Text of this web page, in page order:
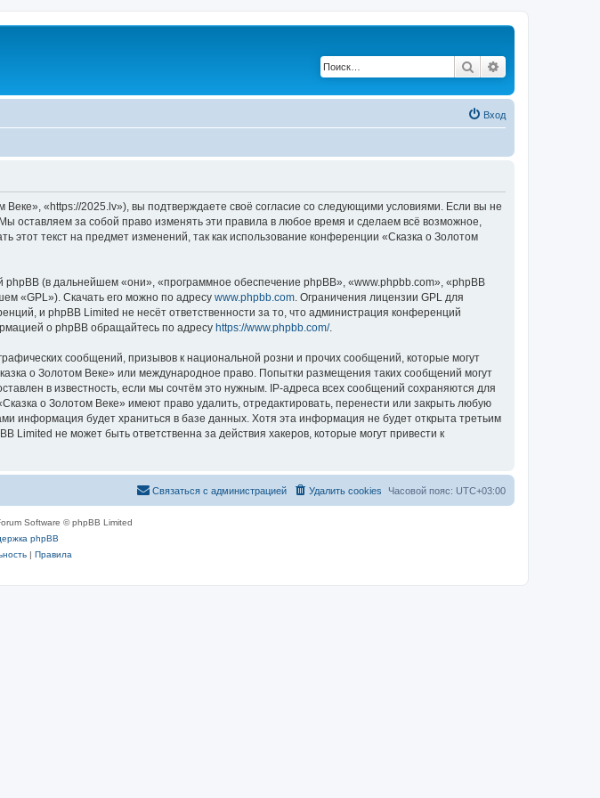
Поиск
Вход
«https://2025.lv»), вы подтверждаете своё согласие со следующими условиями. Если вы не
оставляем за собой право изменять эти правила в любое время и сделаем всё возможное,
текст на предмет изменений, так как использование конференции «Сказка о Золотом
(в дальнейшем «они», «программное обеспечение phpBB», «www.phpbb.com», «phpBB
«GPL»). Скачать его можно по адресу www.phpbb.com . Ограничения лицензии GPL для
и phpBB Limited не несёт ответственности за то, что администрация конференций
о phpBB обращайтесь по адресу https://www.phpbb.com/.
сообщений, призывов к национальной розни и прочих сообщений, которые могут
о Золотом Веке» или международное право. Попытки размещения таких сообщений могут
в известность, если мы сочтём это нужным. IP-адреса всех сообщений сохраняются для
о Золотом Веке» имеют право удалить, отредактировать, перенести или закрыть любую
информация будет храниться в базе данных. Хотя эта информация не будет открыта третьим
не может быть ответственна за действия хакеров, которые могут привести к
Часовой пояс: UTC+03:00
Удалить cookies
Связаться с администрацией
Software © phpBB Limited
phpBB
| Правила